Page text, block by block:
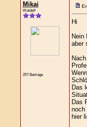
Mikai
Waldelf
257 Beiträge
Hi
Nein
aber
Das
Das
noch
hier